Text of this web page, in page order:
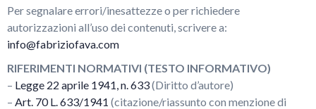
Per segnalare errori/inesattezze o per richiedere
autorizzazioni all’uso dei contenuti, scrivere a:
info@fabriziofava.com
RIFERIMENTI NORMATIVI (TESTO INFORMATIVO)
– Legge 22 aprile 1941, n. 633(Diritto d’autore)
– Art. 70 L. 633/1941 (citazione/riassunto con menzione di